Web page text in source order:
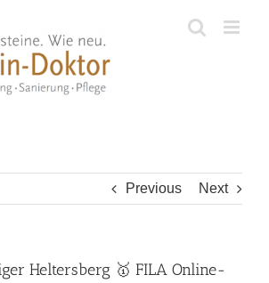
Previous Next
Heltersberg 🥇 FILA Online-